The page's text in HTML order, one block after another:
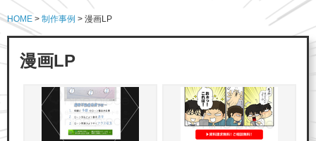
HOME > 制作事例 > 漫画LP
漫画LP